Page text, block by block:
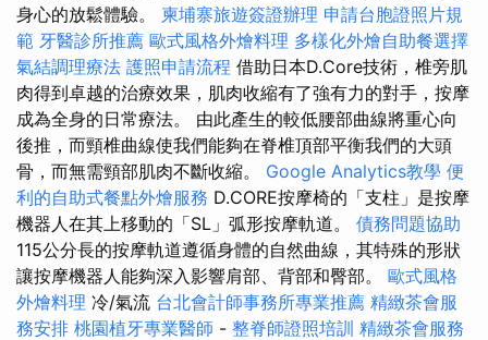
身心的放鬆體驗。 柬埔寨旅遊簽證辦理 申請台胞證照片規
範 牙醫診所推薦 歐式風格外燴料理 多樣化外燴自助餐選擇
氣結調理療法 護照申請流程 借助日本D.Core技術，椎旁肌
肉得到卓越的治療效果，肌肉收縮有了強有力的對手，按摩
成為全身的日常療法。 由此產生的較低腰部曲線將重心向
後推，而頸椎曲線使我們能夠在脊椎頂部平衡我們的大頭
骨，而無需頸部肌肉不斷收縮。 Google Analytics教學 便
利的自助式餐點外燴服務 D.CORE按摩椅的「支柱」是按摩
機器人在其上移動的「SL」弧形按摩軌道。 債務問題協助
115公分長的按摩軌道遵循身體的自然曲線，其特殊的形狀
讓按摩機器人能夠深入影響肩部、背部和臀部。 歐式風格
外燴料理 冷/氣流 台北會計師事務所專業推薦 精緻茶會服
務安排 桃園植牙專業醫師 - 整脊師證照培訓 精緻茶會服務